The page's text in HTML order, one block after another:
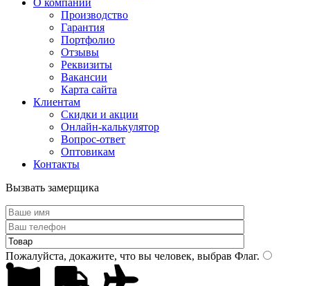
О компании
Производство
Гарантия
Портфолио
Отзывы
Реквизиты
Вакансии
Карта сайта
Клиентам
Скидки и акции
Онлайн-калькулятор
Вопрос-ответ
Оптовикам
Контакты
Вызвать замерщика
Пожалуйста, докажите, что вы человек, выбрав Флаг.